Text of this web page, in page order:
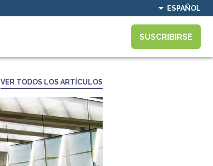
ESPAÑOL
SUSCRIBIRSE
VER TODOS LOS ARTÍCULOS